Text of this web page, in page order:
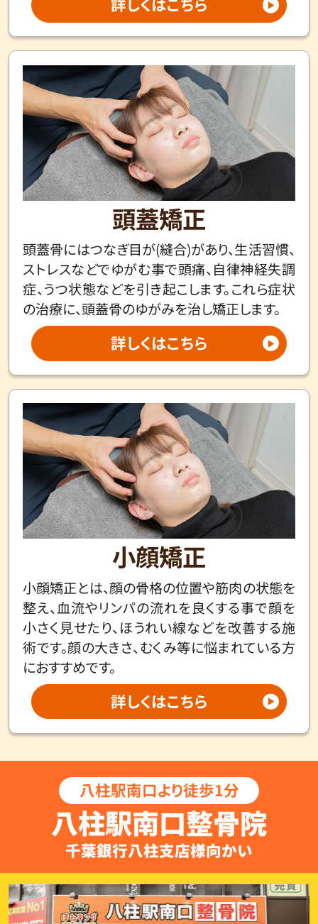
頭蓋矯正
頭蓋骨にはつなぎ目が(縫合)があり、生活習慣、
ストレスなどでゆがむ事で頭痛、自律神経失調
症、うつ状態などを引き起こします。これら症状
の治療に、頭蓋骨のゆがみを治し矯正します。
詳しくはこちら
小顔矯正
小顔矯正とは、顔の骨格の位置や筋肉の状態を
整え、血流やリンパの流れを良くする事で顔を
小さく見せたり、ほうれい線などを改善する施
術です。顔の大きさ、むくみ等に悩まれている方
におすすめです。
詳しくはこちら
八柱駅南口より徒歩1分
八柱駅南口整骨院
千葉銀行八柱支店様向かい